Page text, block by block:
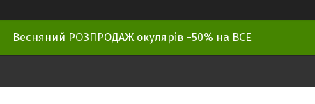
Весняний РОЗПРОДАЖ окулярів -50% на ВСЕ